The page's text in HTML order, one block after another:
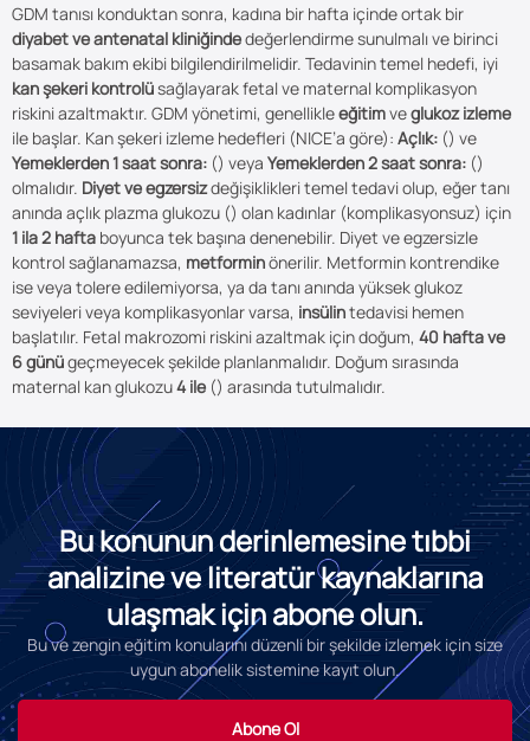
GDM tanısı konduktan sonra, kadına bir hafta içinde ortak bir
diyabet ve antenatal kliniğindedeğerlendirme sunulmalı ve birinci
basamak bakım ekibi bilgilendirilmelidir. Tedavinin temel hedefi, iyi
kan şekeri kontrolüsağlayarak fetal ve maternal komplikasyon
riskini azaltmaktır. GDM yönetimi, genellikleeğitimveglukoz izleme
ile başlar. Kan şekeri izleme hedefleri (NICE’a göre): Açlık: () ve
Yemeklerden 1 saat sonra: () veya Yemeklerden 2 saat sonra: ()
olmalıdır. Diyet ve egzersizdeğişiklikleri temel tedavi olup, eğer tanı
anında açlık plazma glukozu () olan kadınlar (komplikasyonsuz) için
1 ila 2 hafta boyunca tek başına denenebilir. Diyet ve egzersizle
kontrol sağlanamazsa, metforminönerilir. Metformin kontrendike
ise veya tolere edilemiyorsa, ya da tanı anında yüksek glukoz
seviyeleri veya komplikasyonlar varsa, insülintedavisi hemen
başlatılır. Fetal makrozomi riskini azaltmak için doğum, 40 hafta ve
6 günügeçmeyecek şekilde planlanmalıdır. Doğum sırasında
maternal kan glukozu4 ile () arasında tutulmalıdır.
Bu konunun derinlemesine tıbbi
analizine ve literatür kaynaklarına
ulaşmak için abone olun.
Bu ve zengin eğitim konularını düzenli bir şekilde izlemek için size
uygun abonelik sistemine kayıt olun.
Abone Ol